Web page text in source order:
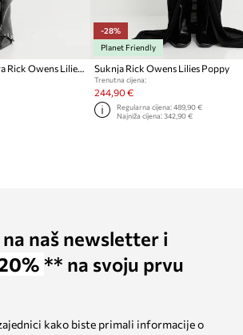
Suknja s primjesom kašmira Rick Owens Lilies Luna
-28%
Planet Friendly
Suknja Rick Owens Lilies Poppy
Trenutna cijena:
244,90 €
Regularna cijena:489,90 €
Najniža cijena:342,90 €
naš newsletter i
** na svoju prvu
kako biste primali informacije o